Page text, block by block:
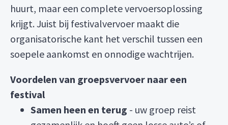
huurt, maar een complete vervoersoplossing
krijgt. Juist bij festivalvervoer maakt die
organisatorische kant het verschil tussen een
soepele aankomst en onnodige wachtrijen.
Voordelen van groepsvervoer naar een
festival
Samen heen en terug - uw groep reist